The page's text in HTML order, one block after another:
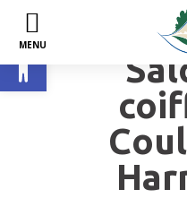
Ouvrir la